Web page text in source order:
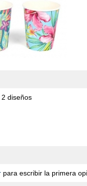
diseños
para escribir la primera